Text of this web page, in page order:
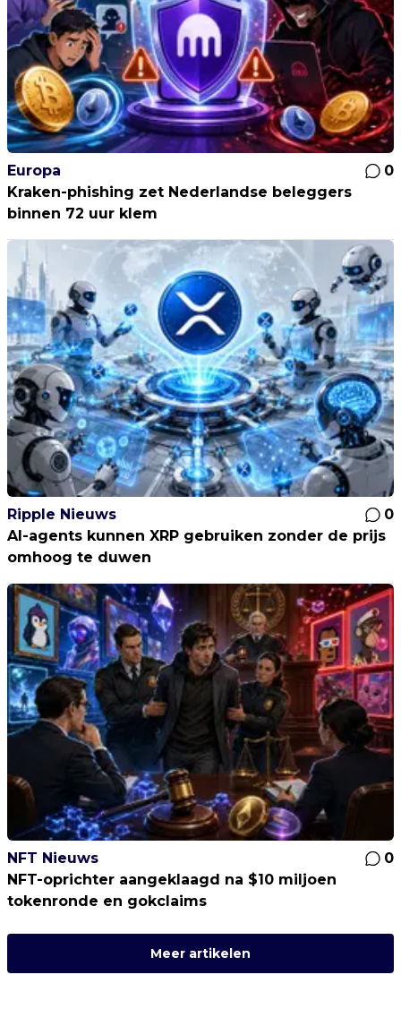
Europa
0
Kraken-phishing zet Nederlandse beleggers
binnen 72 uur klem
Ripple Nieuws
0
AI-agents kunnen XRP gebruiken zonder de prijs
omhoog te duwen
NFT Nieuws
0
NFT-oprichter aangeklaagd na $10 miljoen
tokenronde en gokclaims
Meer artikelen